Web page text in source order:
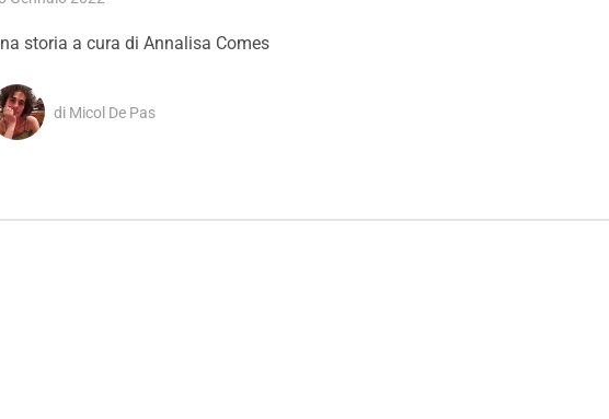
storia a cura di Annalisa Comes
di Micol De Pas